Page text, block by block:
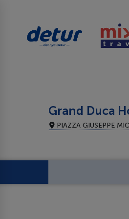
Grand Duca
PIAZZA GIUSEPPE